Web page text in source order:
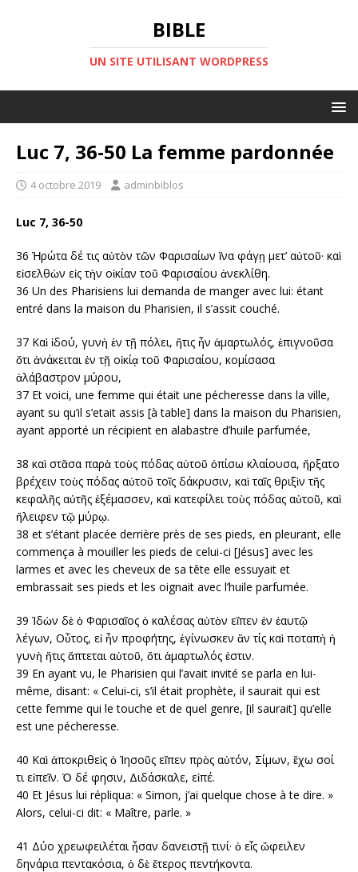
BIBLE
UN SITE UTILISANT WORDPRESS
Luc 7, 36-50 La femme pardonnée
4 octobre 2019 adminbiblos
Luc 7, 36-50
36 Ἠρώτα δέ τις αὐτὸν τῶν Φαρισαίων ἵνα φάγῃ μετ’ αὐτοῦ· καὶ
εἰσελθὼν εἰς τὴν οἰκίαν τοῦ Φαρισαίου ἀνεκλίθη.
36 Un des Pharisiens lui demanda de manger avec lui: étant
entré dans la maison du Pharisien, il s’assit couché.
37 Καὶ ἰδού, γυνὴ ἐν τῇ πόλει, ἥτις ἦν ἁμαρτωλός, ἐπιγνοῦσα
ὅτι ἀνάκειται ἐν τῇ οἰκίᾳ τοῦ Φαρισαίου, κομίσασα
ἀλάβαστρον μύρου,
37 Et voici, une femme qui était une pécheresse dans la ville,
ayant su qu’il s’etait assis [à table] dans la maison du Pharisien,
ayant apporté un récipient en alabastre d’huile parfumée,
38 καὶ στᾶσα παρὰ τοὺς πόδας αὐτοῦ ὀπίσω κλαίουσα, ἤρξατο
βρέχειν τοὺς πόδας αὐτοῦ τοῖς δάκρυσιν, καὶ ταῖς θριξὶν τῆς
κεφαλῆς αὐτῆς ἐξέμασσεν, καὶ κατεφίλει τοὺς πόδας αὐτοῦ, καὶ
ἤλειφεν τῷ μύρῳ.
38 et s’étant placée derrière près de ses pieds, en pleurant, elle
commença à mouiller les pieds de celui-ci [Jésus] avec les
larmes et avec les cheveux de sa tête elle essuyait et
embrassait ses pieds et les oignait avec l’huile parfumée.
39 Ἰδὼν δὲ ὁ Φαρισαῖος ὁ καλέσας αὐτὸν εἴπεν ἐν ἑαυτῷ
λέγων, Οὗτος, εἰ ἦν προφήτης, ἐγίνωσκεν ἂν τίς καὶ ποταπὴ ἡ
γυνὴ ἥτις ἅπτεται αὐτοῦ, ὅτι ἁμαρτωλός ἐστιν.
39 En ayant vu, le Pharisien qui l’avait invité se parla en lui-
même, disant: « Celui-ci, s’il était prophète, il saurait qui est
cette femme qui le touche et de quel genre, [il saurait] qu’elle
est une pécheresse.
40 Καὶ ἀποκριθεὶς ὁ Ἰησοῦς εἴπεν πρὸς αὐτόν, Σίμων, ἔχω σοί
τι εἰπεῖν. Ὁ δέ φησιν, Διδάσκαλε, εἰπέ.
40 Et Jésus lui répliqua: « Simon, j’ai quelque chose à te dire. »
Alors, celui-ci dit: « Maître, parle. »
41 Δύο χρεωφειλέται ἦσαν δανειστῇ τινί· ὁ εἷς ὤφειλεν
δηνάρια πεντακόσια, ὁ δὲ ἕτερος πεντήκοντα.